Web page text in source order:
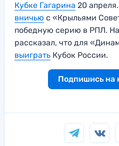
Кубке Гагарина 20
вничью с «Крыльями
победную серию в РПЛ.
рассказал, что для
выиграть Кубок России.
Подпишись на